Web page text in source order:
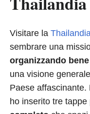
Visitare la
sembrare una
organizzando
una visione
Paese affascinante.
ho inserito tre